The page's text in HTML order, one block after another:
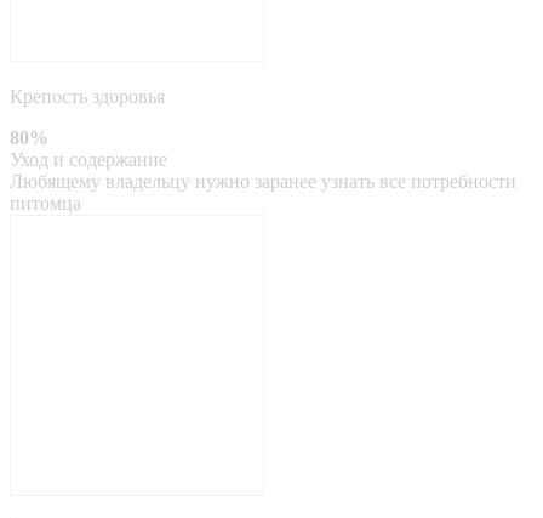
Крепость здоровья
80%
Уход и содержание
Любящему владельцу нужно заранее узнать все потребности
питомца